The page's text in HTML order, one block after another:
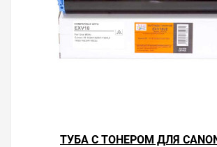
ТУБА С ТОНЕРОМ ДЛЯ